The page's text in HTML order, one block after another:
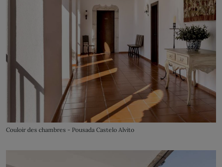
Couloir des chambres - Pousada Castelo Alvito